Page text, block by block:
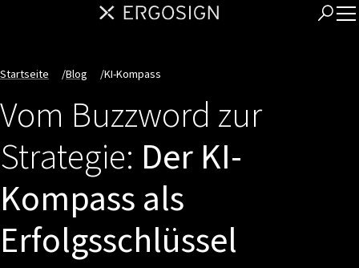
Startseite /Blog /KI-Kompass
Vom Buzzword zur
Strategie: Der KI-
Kompass als
Erfolgsschlüssel